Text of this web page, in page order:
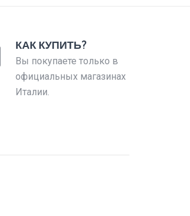
КАК КУПИТЬ?
Вы покупаете только в
официальных магазинах
Италии.